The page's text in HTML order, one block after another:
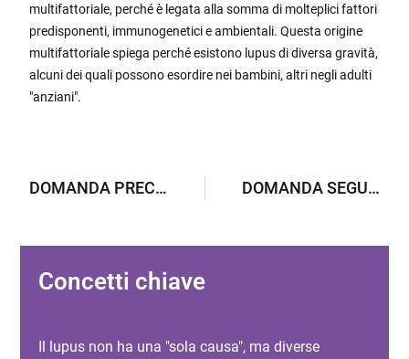
multifattoriale, perché è legata alla somma di molteplici fattori
predisponenti, immunogenetici e ambientali. Questa origine
multifattoriale spiega perché esistono lupus di diversa gravità,
alcuni dei quali possono esordire nei bambini, altri negli adulti
"anziani".
DOMANDA PRECEDENTE DOMANDA SEGUENTE
Concetti chiave
Il lupus non ha una "sola causa", ma diverse